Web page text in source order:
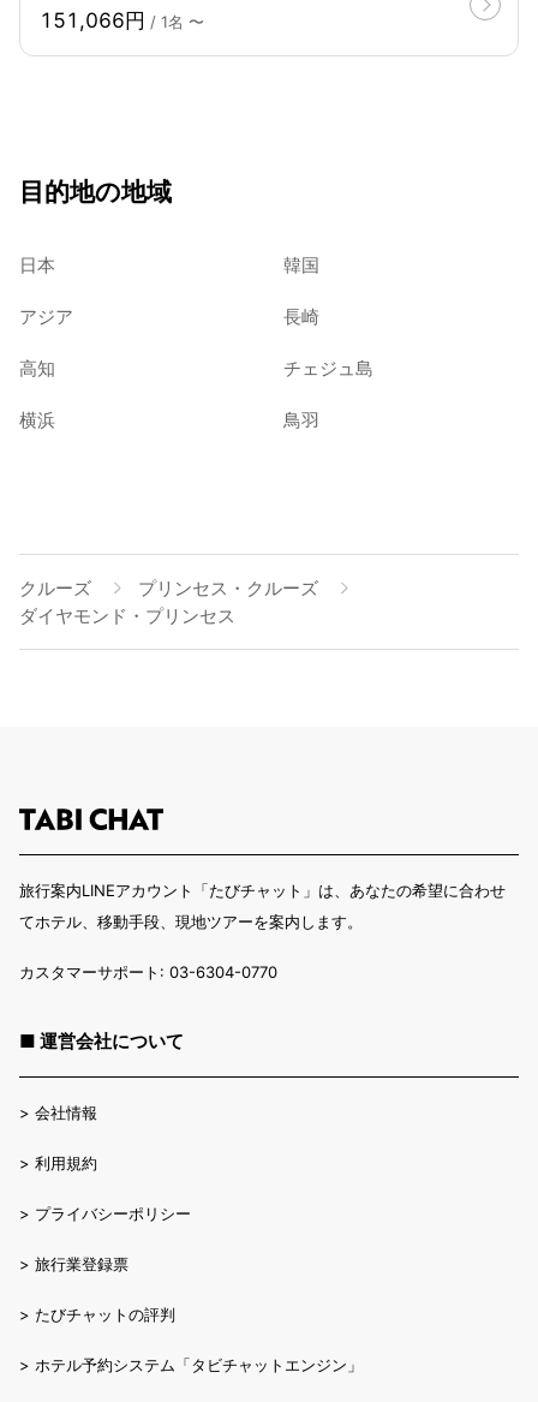
151,066円 / 1名 〜
目的地の地域
日本 韓国
アジア 長崎
高知 チェジュ島
横浜 鳥羽
クルーズ
プリンセス・クルーズ
ダイヤモンド・プリンセス
旅行案内LINEアカウント「たびチャット」は、あなたの希望に合わせ
てホテル、移動手段、現地ツアーを案内します。
カスタマーサポート: 03-6304-0770
■ 運営会社について
> 会社情報
> 利用規約
> プライバシーポリシー
> 旅行業登録票
> たびチャットの評判
> ホテル予約システム「タビチャットエンジン」